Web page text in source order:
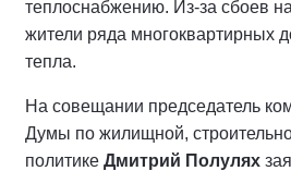
теплоснабжению. Из-за сбоев
жители ряда многоквартирных
тепла.
На совещании председатель
Думы по жилищной,
политике Дмитрий Полулях